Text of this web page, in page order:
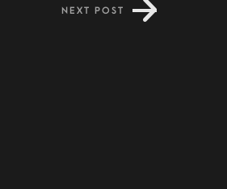
NEXT POST